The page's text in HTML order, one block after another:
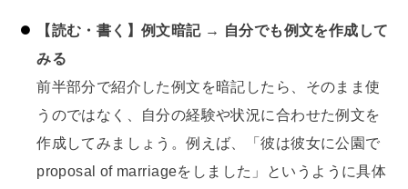
【読む・書く】例文暗記 → 自分でも例文を作成して
みる
前半部分で紹介した例文を暗記したら、そのまま使
うのではなく、自分の経験や状況に合わせた例文を
作成してみましょう。例えば、「彼は彼女に公園で
proposal of marriageをしました」というように具体